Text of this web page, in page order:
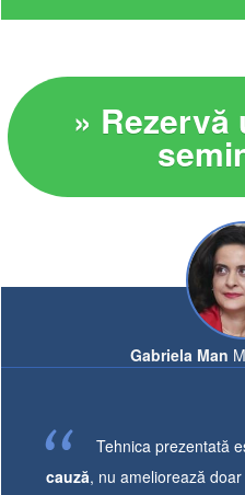
» Rezervă
Gabriela Man
Tehnica prezentată
cauză, nu ameliorează